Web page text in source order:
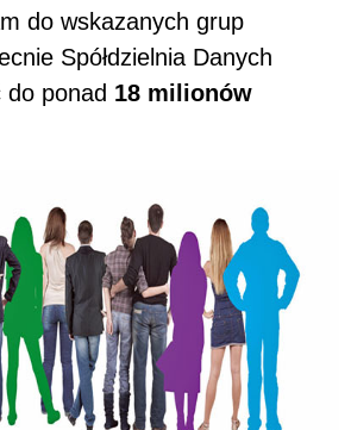
do wskazanych grup
Spółdzielnia Danych
do ponad 18 milionów